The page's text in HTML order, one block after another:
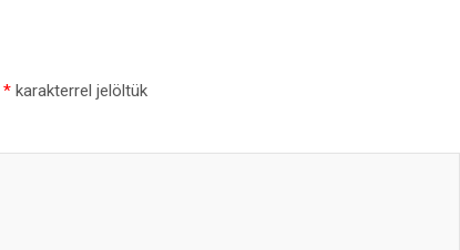
* karakterrel jelöltük